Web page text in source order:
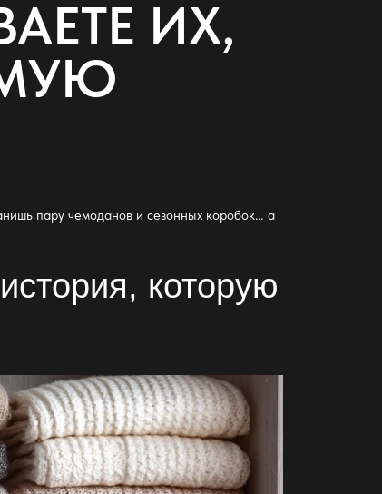
ИХ,
пару чемоданов и сезонных коробок… а
которую